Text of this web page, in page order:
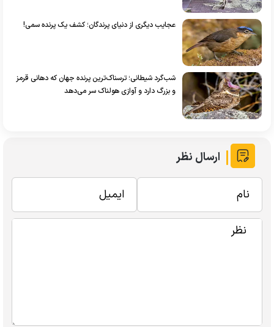
عجایب دیگری از دنیای پرندگان؛ کشف یک پرنده سمی!
شب‌گرد شیطانی؛ ترسناک‌ترین پرنده‌ جهان که دهانی قرمز
و بزرگ دارد و آوازی هولناک سر می‌دهد
ارسال نظر